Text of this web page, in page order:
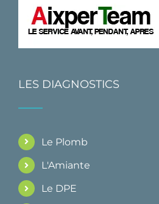
LES DIAGNOSTICS
Le Plomb
L'Amiante
Le DPE